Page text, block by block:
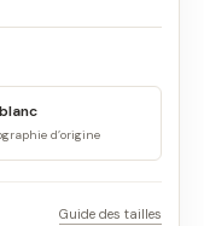
d’origine
Guide des tailles